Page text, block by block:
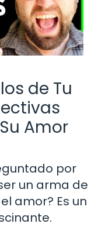
de Tu
Amor
por
un arma de
amor? Es un